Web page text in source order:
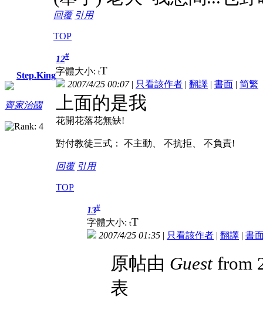
回覆 引用
TOP
Step.King
齊家治國
12#
字體大小: tT
2007/4/25 00:07| 只看該作者 | 翻譯 | 書面 | 简繁
上面的是我
花開花落花無缺!
對付教徒三式： 不主動、 不抗拒、 不負責!
回覆 引用
TOP
13#
字體大小: tT
2007/4/25 01:35 | 只看該作者 | 翻譯 | 書
原帖由 Guestfrom
表